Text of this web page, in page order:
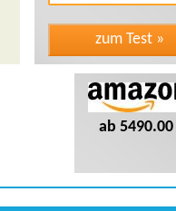
ab 5490.00